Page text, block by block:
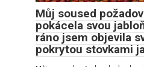
Můj soused
pokácela svou
ráno jsem objevila
pokrytou stovkami